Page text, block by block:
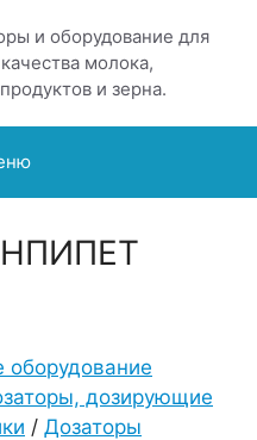
и оборудование для
молока,
и зерна.
оборудование
дозирующие
/ Дозаторы